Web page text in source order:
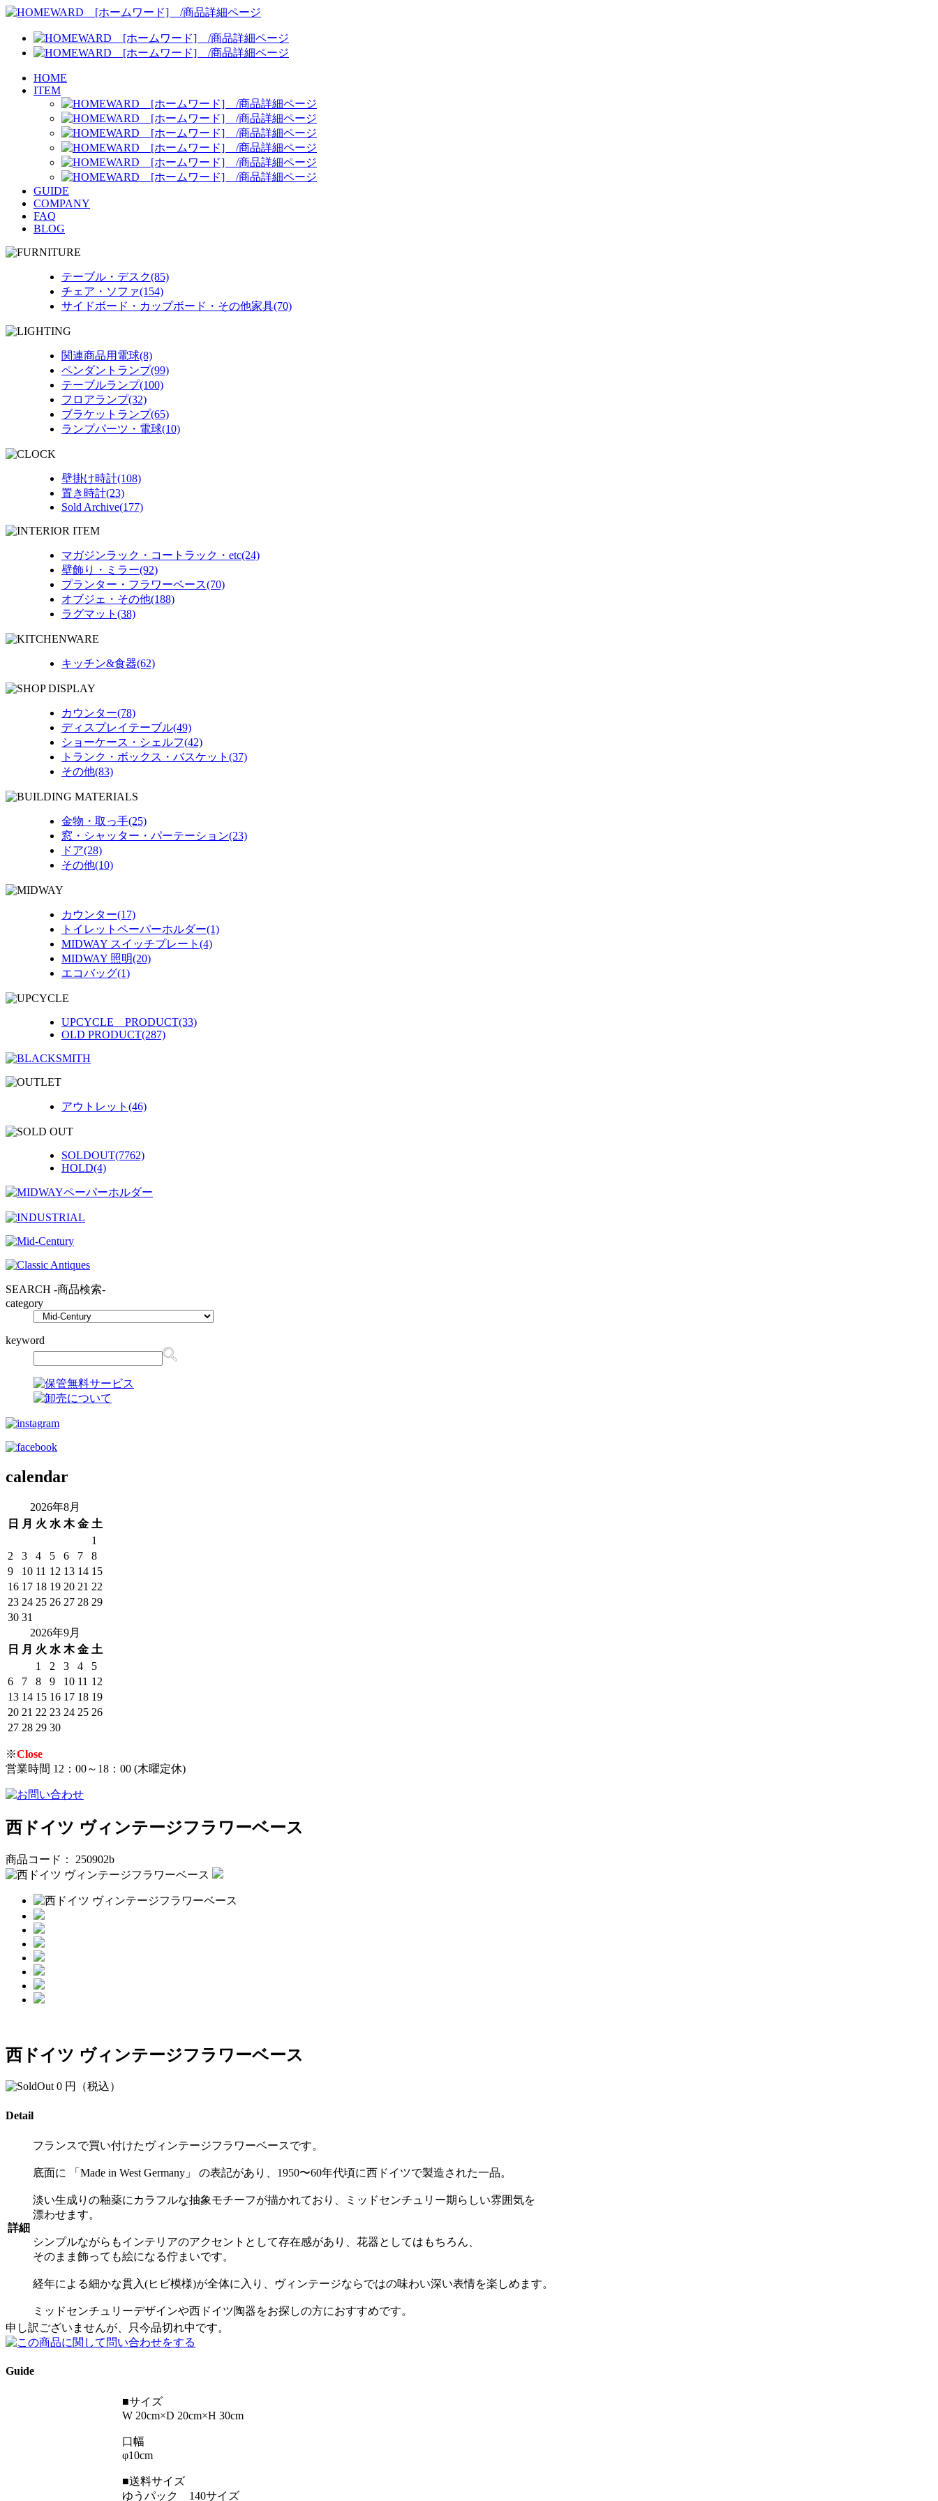
HOME
ITEM
GUIDE
COMPANY
FAQ
BLOG
テーブル・デスク(85)
チェア・ソファ(154)
サイドボード・カップボード・その他家具(70)
関連商品用電球(8)
ペンダントランプ(99)
テーブルランプ(100)
フロアランプ(32)
ブラケットランプ(65)
ランプパーツ・電球(10)
壁掛け時計(108)
置き時計(23)
Sold Archive(177)
マガジンラック・コートラック・etc(24)
壁飾り・ミラー(92)
プランター・フラワーベース(70)
オブジェ・その他(188)
ラグマット(38)
キッチン&食器(62)
カウンター(78)
ディスプレイテーブル(49)
ショーケース・シェルフ(42)
トランク・ボックス・バスケット(37)
その他(83)
金物・取っ手(25)
窓・シャッター・パーテーション(23)
ドア(28)
その他(10)
カウンター(17)
トイレットペーパーホルダー(1)
MIDWAY スイッチプレート(4)
MIDWAY 照明(20)
エコバッグ(1)
UPCYCLE PRODUCT(33)
OLD PRODUCT(287)
アウトレット(46)
SOLDOUT(7762)
HOLD(4)
SEARCH -商品検索-
category
keyword
calendar
2026年8月
日
月 火 水 木 金 土
1
2
3 4 5 6 7
8
9
10 11 12 13 14 15
16 17 18 19 20 21 22
23 24 25 26 27 28 29
30 31
2026年9月
日
月 火 水 木 金 土
1
2 3 4
5
6
7 8 9 10 11 12
13 14 15 16 17 18 19
20 21 22 23 24 25 26
27 28 29 30
※Close
営業時間 12：00～18：00 (木曜定休)
西ドイツ ヴィンテージフラワーベース
商品コード： 250902b
西ドイツ ヴィンテージフラワーベース
0 円（税込）
Detail
詳細
フランスで買い付けたヴィンテージフラワーベースです。
底面に 「Made in West Germany」 の表記があり、1950〜60年代頃に西ドイツで製造された一品。
淡い生成りの釉薬にカラフルな抽象モチーフが描かれており、ミッドセンチュリー期らしい雰囲気を
漂わせます。
シンプルながらもインテリアのアクセントとして存在感があり、花器としてはもちろん、
そのまま飾っても絵になる佇まいです。
経年による細かな貫入(ヒビ模様)が全体に入り、ヴィンテージならではの味わい深い表情を楽しめます。
ミッドセンチュリーデザインや西ドイツ陶器をお探しの方におすすめです。
申し訳ございませんが、只今品切れ中です。
Guide
■サイズ
W 20cm×D 20cm×H 30cm
口幅
φ10cm
■送料サイズ
ゆうパック 140サイズ